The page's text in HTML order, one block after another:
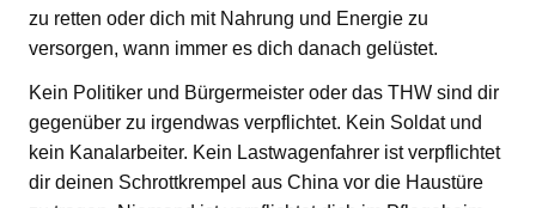
zu retten oder dich mit Nahrung und Energie zu
versorgen, wann immer es dich danach gelüstet.
Kein Politiker und Bürgermeister oder das THW sind dir
gegenüber zu irgendwas verpflichtet. Kein Soldat und
kein Kanalarbeiter. Kein Lastwagenfahrer ist verpflichtet
dir deinen Schrottkrempel aus China vor die Haustüre